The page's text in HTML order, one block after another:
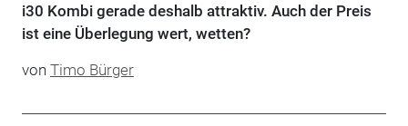
i30 Kombi gerade deshalb attraktiv. Auch der Preis
ist eine Überlegung wert, wetten?
von Timo Bürger